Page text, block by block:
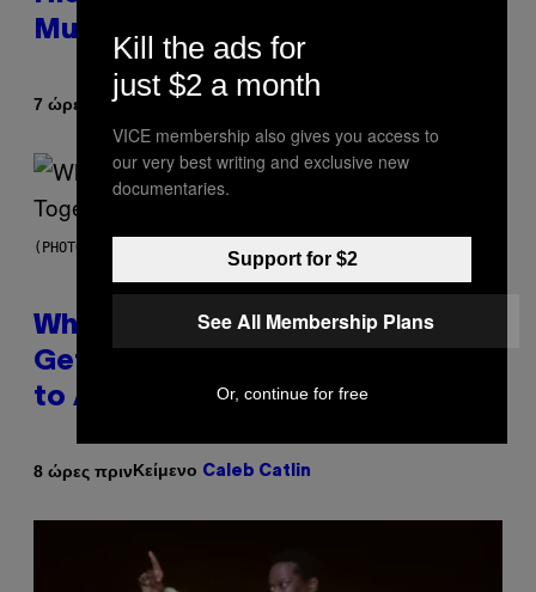
Mummies
7 ώρες πριν Κείμενο
(PHOTO BY NOAM GALAI/GETTY IMAGES FOR TRIBECA FESTIVAL)
Why A$AP Mob Will Never Fully
Get Back Together, According
to A$AP Rocky
8 ώρες πρινΚείμενο Caleb Catlin
Kill the ads for
just $2 a month
VICE membership also gives you access to
our very best writing and exclusive new
documentaries.
Support for $2
See All Membership Plans
Or, continue for free